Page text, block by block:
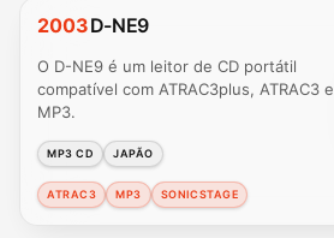
2003D-NE9
O D-NE9 é um leitor de CD portátil
compatível com ATRAC3plus, ATRAC3 e
MP3.
MP3 CD JAPÃO
ATRAC3 MP3 SONICSTAGE